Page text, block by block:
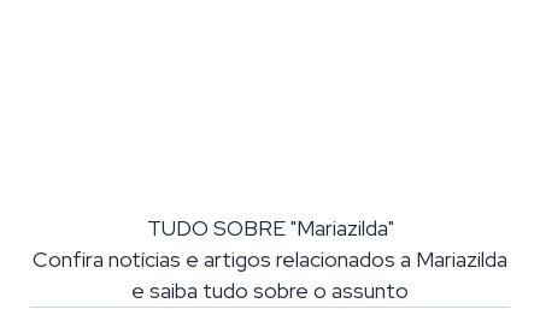
TUDO SOBRE "Mariazilda"
Confira notícias e artigos relacionados a Mariazilda
e saiba tudo sobre o assunto